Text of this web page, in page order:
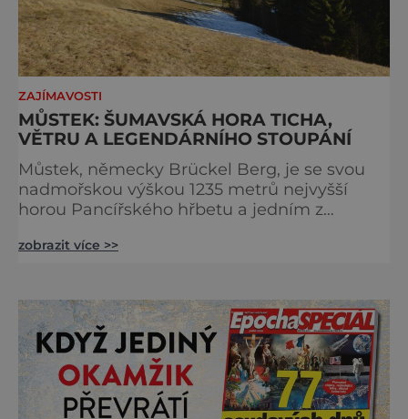
ZAJÍMAVOSTI
MŮSTEK: ŠUMAVSKÁ HORA TICHA,
VĚTRU A LEGENDÁRNÍHO STOUPÁNÍ
Můstek, německy Brückel Berg, je se svou
nadmořskou výškou 1235 metrů nejvyšší
horou Pancířského hřbetu a jedním z
Šumavy. Přestože nestojí v centru hlavních
Můstek si dodnes uchovává syrový horský
charakter, klid a zvláštní atmosféru
šumavských hřebenů, kde se střídá hustý les
zobrazit více >>